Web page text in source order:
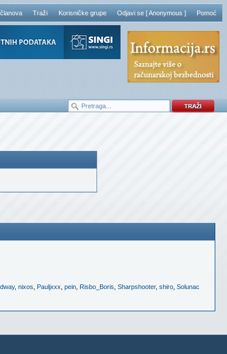
Traži Korisničke grupe Odjavi se [ Anonymous ] Pomoć
, nixos Pauljxxx pein Risbo_Boris Sharpshooter, shiro Solunac